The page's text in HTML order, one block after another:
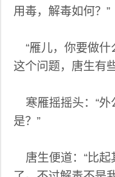
用毒，解毒如何？”
“雁儿，你要做什
这个问题，唐生有
寒雁摇摇头：“外
是？”
唐生便道：“比起